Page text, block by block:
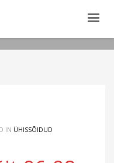
IN ÜHISSÕIDUD